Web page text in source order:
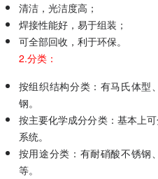
清洁，光洁度高；
焊接性能好，易于组装；
可全部回收，利于环保。
2.分类：
按组织结构分类：有马氏体型
钢。
按主要化学成分分类：基本上
系统。
按用途分类：有耐硝酸不锈钢
等。